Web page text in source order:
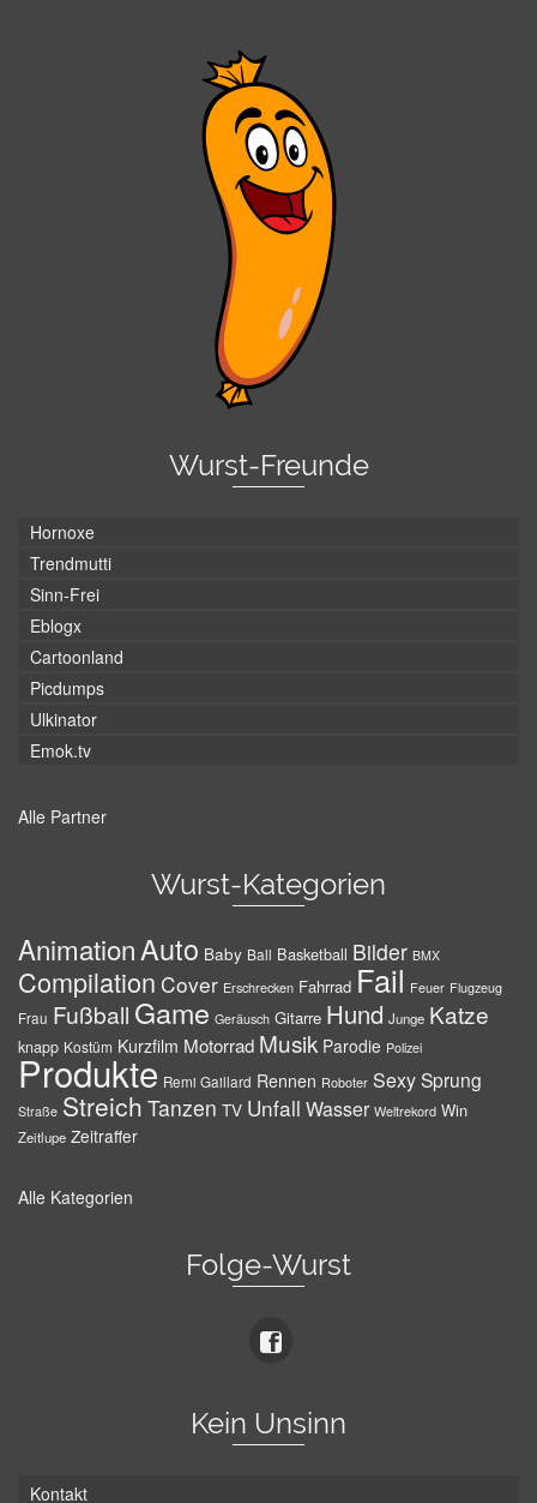
Wurst-Freunde
Hornoxe
Trendmutti
Sinn-Frei
Eblogx
Cartoonland
Picdumps
Ulkinator
Emok.tv
Alle Partner
Wurst-Kategorien
AnimationAuto Baby Ball Basketball Bilder BMX
Compilation Cover Erschrecken Fahrrad Fail Feuer Flugzeug
Frau Fußball Game Geräusch Gitarre Hund Junge Katze
knapp Kostüm Kurzfilm Motorrad Musik Parodie Polizei
Produkte Remi Gaillard Rennen Roboter SexySprung
Straße Streich Tanzen TV Unfall Wasser Weltrekord Win
Zeitlupe Zeitraffer
Alle Kategorien
Folge-Wurst
Kein Unsinn
Kontakt